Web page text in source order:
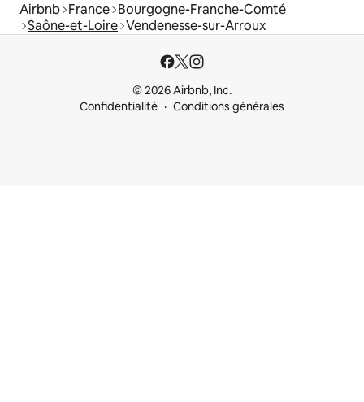
Airbnb France Bourgogne-Franche-Comté
Saône-et-Loire Vendenesse-sur-Arroux
© 2026 Airbnb, Inc.
Confidentialité
Conditions générales